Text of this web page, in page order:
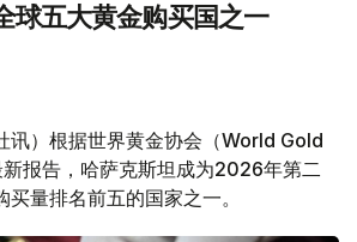
球五大黄金购买国之一
讯）根据世界黄金协会（World Gold
报告，哈萨克斯坦成为2026年第二
量排名前五的国家之一。